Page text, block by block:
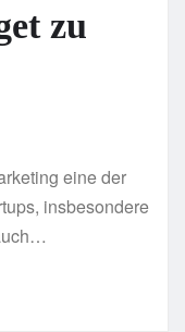
zu
eine der
insbesondere